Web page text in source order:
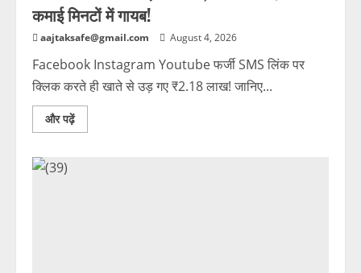
कमाई मिनटों में गायब!
aajtaksafe@gmail.com August 4, 2026
Facebook Instagram Youtube फर्जी SMS लिंक पर
क्लिक करते ही खाते से उड़ गए ₹2.18 लाख! जानिए...
और पढ़ें